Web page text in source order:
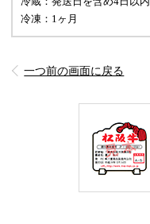
冷凍：1ヶ月
一つ前の画面に戻る